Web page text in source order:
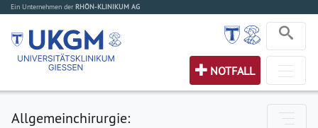
Ein Unternehmen der RHÖN-KLINIKUM AG
NOTFALL
Allgemeinchirurgie: